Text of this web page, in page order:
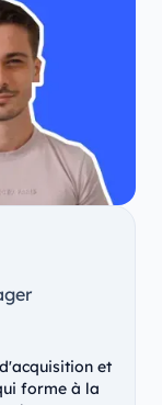
et
forme à la